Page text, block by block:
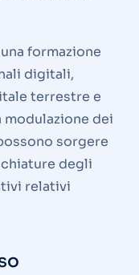
formazione
digitali,
terrestre e
dei
sorgere
degli
relativi